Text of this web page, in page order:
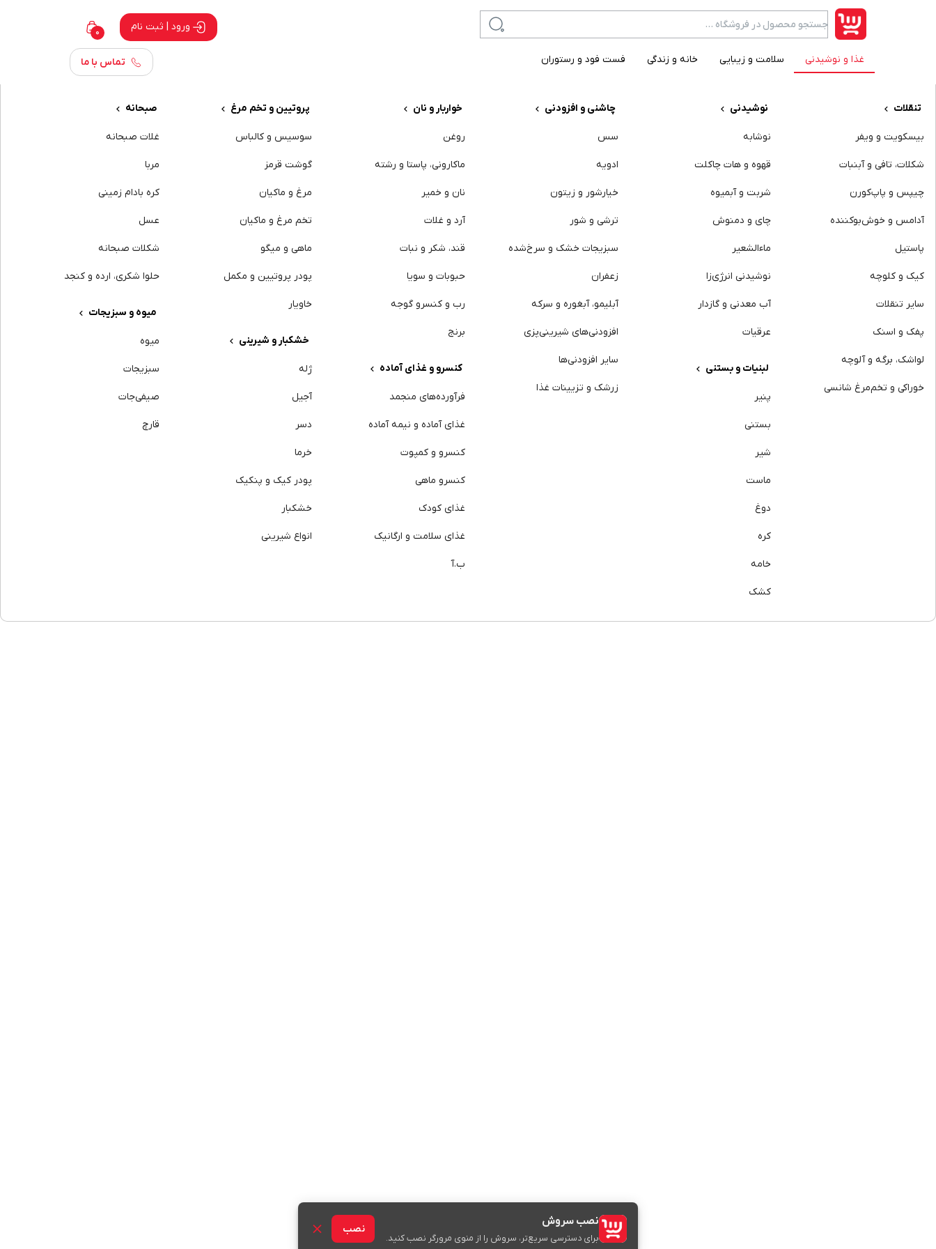
ورود | ثبت نام 0
غذا و نوشیدنی سلامت و زیبایی خانه و زندگی فست فود و رستوران تماس با ما
تنقلات
بیسکویت و ویفر
شکلات، تافی و آبنبات
چیپس و پاپ‌کورن
آدامس و خوش‌بوکننده
پاستیل
کیک و کلوچه
سایر تنقلات
پفک و اسنک
لواشک، برگه و آلوچه
خوراکی و تخم‌مرغ شانسی
نوشیدنی
نوشابه
قهوه و هات چاکلت
شربت و آبمیوه
چای و دمنوش
ماءالشعیر
نوشیدنی انرژی‌زا
آب‌ معدنی و گازدار
عرقیات
لبنیات و بستنی
پنیر
بستنی
شیر
ماست
دوغ
کره
خامه
کشک
چاشنی و افزودنی
سس
ادویه
خیارشور و زیتون
ترشی و شور
سبزیجات خشک و سرخ‌شده
زعفران
آبلیمو، آبغوره و سرکه
افزودنی‌های شیرینی‌پزی
سایر افزودنی‌ها
زرشک و تزیینات غذا
خواربار و نان
روغن
ماکارونی، پاستا و رشته
نان و خمیر
آرد و غلات
قند، شکر و نبات
حبوبات و سویا
رب و کنسرو گوجه
برنج
کنسرو و غذای آماده
فرآورده‌های منجمد
غذای آماده و نیمه آماده
کنسرو و کمپوت
کنسرو ماهی
غذای کودک
غذای سلامت و ارگانیک
ب.آ
پروتیین و تخم مرغ
سوسیس و کالباس
گوشت قرمز
مرغ و ماکیان
تخم مرغ و ماکیان
ماهی و میگو
پودر پروتیین و مکمل
خاویار
خشکبار و شیرینی
ژله
آجیل
دسر
خرما
پودر کیک و پنکیک
خشکبار
انواع شیرینی
صبحانه
غلات صبحانه
مربا
کره بادام زمینی
عسل
شکلات صبحانه
حلوا شکری، ارده و کنجد
میوه و سبزیجات
میوه
سبزیجات
صیفی‌جات
قارچ
category item
نصب سروش
برای دسترسی سریع‌تر، سروش را از منوی مرورگر نصب کنید.
نصب